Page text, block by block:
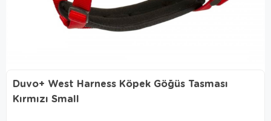
Duvo+ West Harness Köpek Göğüs Tasması
Kırmızı Small